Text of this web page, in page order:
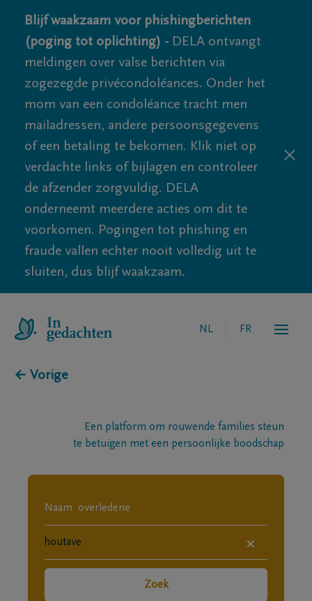
Blijf waakzaam voor phishingberichten
(poging tot oplichting) - DELA ontvangt
meldingen over valse berichten via
zogezegde privécondoléances. Onder het
mom van een condoléance tracht men
mailadressen, andere persoonsgegevens
of een betaling te bekomen. Klik niet op
verdachte links of bijlagen en controleer
de afzender zorgvuldig. DELA
onderneemt meerdere acties om dit te
voorkomen. Pogingen tot phishing en
fraude vallen echter nooit volledig uit te
sluiten, dus blijf waakzaam.
NL FR
← Vorige
Een platform om rouwende families steun
te betuigen met een persoonlijke boodschap
×
Zoek